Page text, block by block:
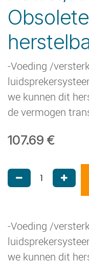
-Voeding /
we kunnen dit
de vermogen
107.69 €
-Voeding /
we kunnen dit